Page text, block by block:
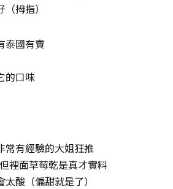
拇指）
泰國有賣
的口味
常有經驗的大姐狂推
裡面草莓乾是真才實料
酸（偏甜就是了）